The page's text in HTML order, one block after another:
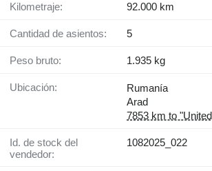
Kilometraje: 92.000 km
Cantidad de asientos: 5
Peso bruto: 1.935 kg
Ubicación:
Rumanía
Arad
7853 km to
Id. de stock del
vendedor:
1082025_022